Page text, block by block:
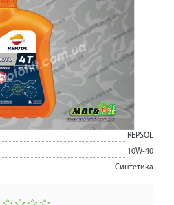
REPSOL
10W-40
Синтетика